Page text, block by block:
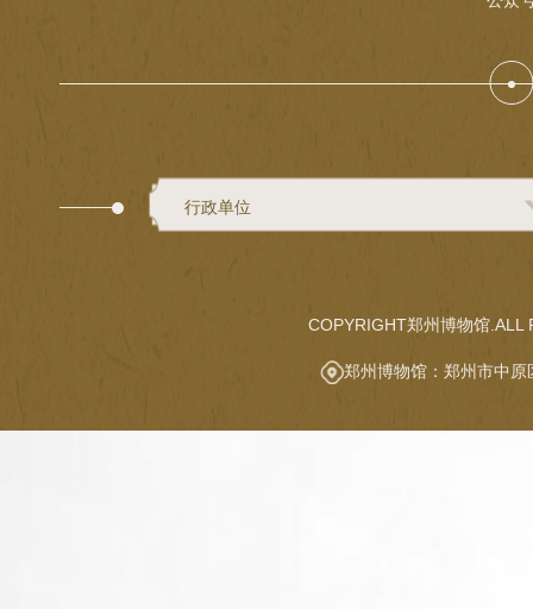
行政单位
COPYRIGHT郑州博物馆.ALL
郑州博物馆：郑州市中原